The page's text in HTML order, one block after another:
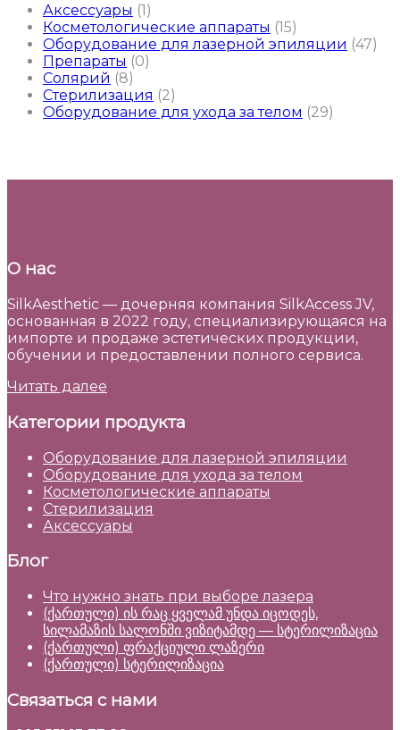
Аксессуары (1)
Косметологические аппараты (15)
Оборудование для лазерной эпиляции (47)
Препараты (0)
Солярий (8)
Стерилизация (2)
Оборудование для ухода за телом (29)
О нас
SilkAesthetic — дочерняя компания SilkAccess JV,
основанная в 2022 году, специализирующаяся на
импорте и продаже эстетических продукции,
обучении и предоставлении полного сервиса.
Читать далее
Категории продукта
Оборудование для лазерной эпиляции
Оборудование для ухода за телом
Косметологические аппараты
Стерилизация
Аксессуары
Блог
Что нужно знать при выборе лазера
(ქართული) ის რაც ყველამ უნდა იცოდეს,
სილამაზის სალონში ვიზიტამდე — სტერილიზაცია
(ქართული) ფრაქციული ლაზერი
(ქართული) სტერილიზაცია
Связаться с нами